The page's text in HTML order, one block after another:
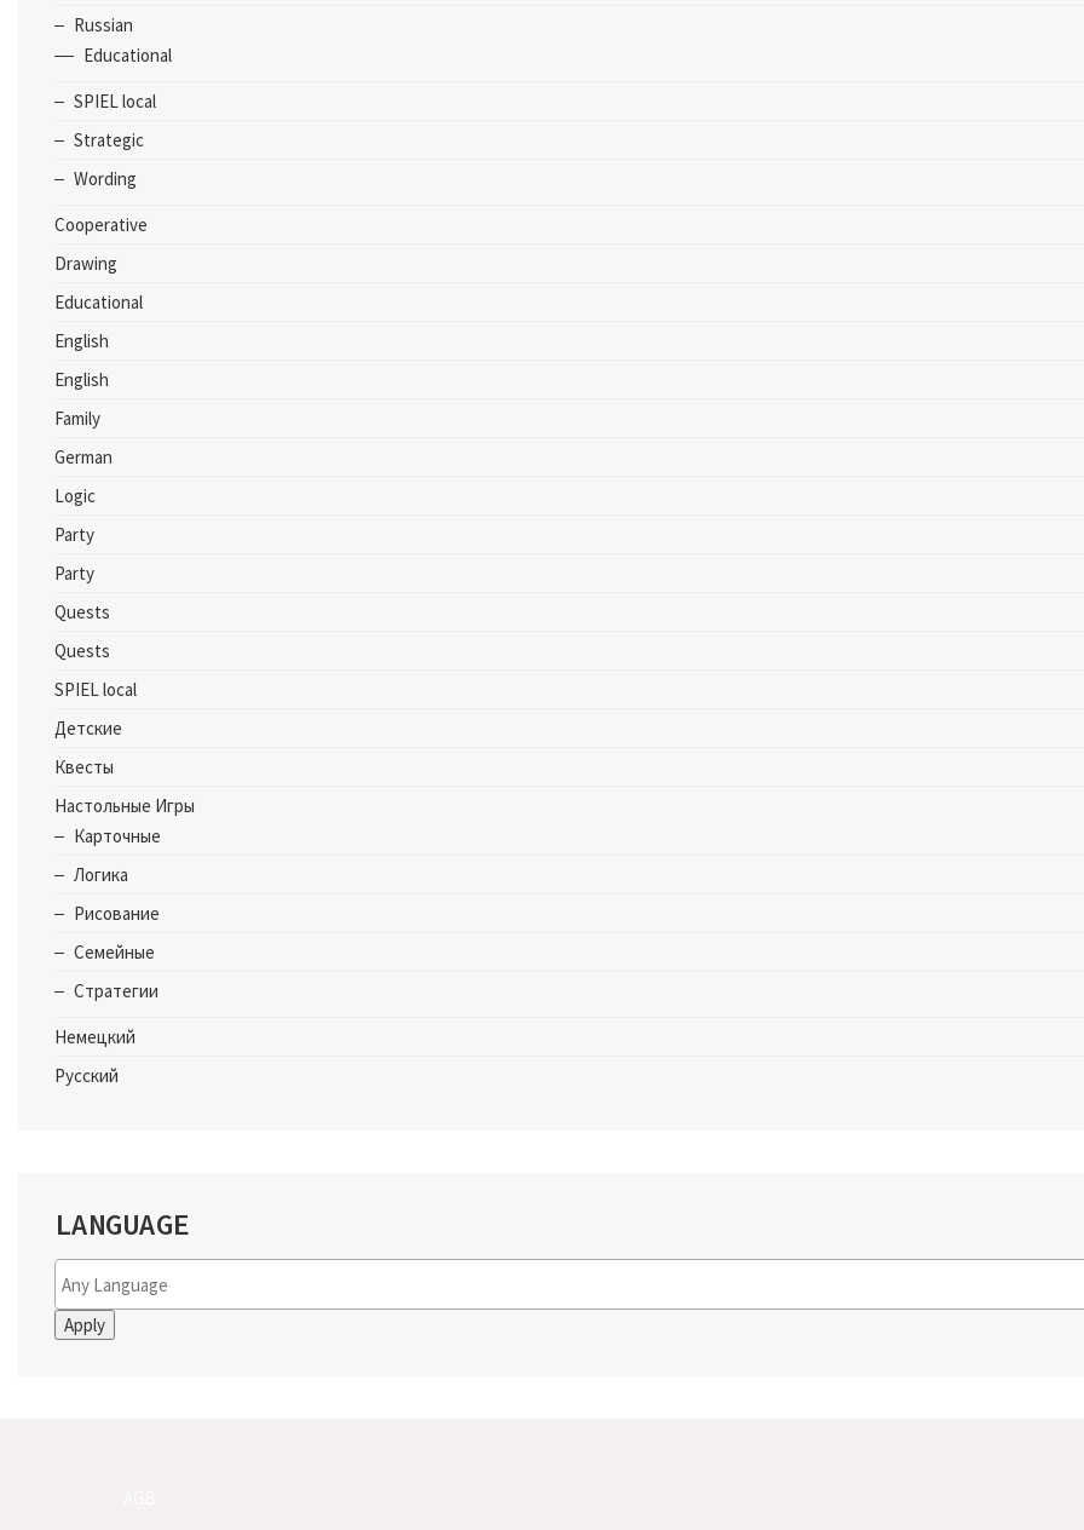
Russian
Educational
SPIEL local
Strategic
Wording
Cooperative
Drawing
Educational
English
English
Family
German
Logic
Party
Party
Quests
Quests
SPIEL local
Детские
Квесты
Настольные Игры
Карточные
Логика
Рисование
Семейные
Стратегии
Немецкий
Русский
LANGUAGE
Apply